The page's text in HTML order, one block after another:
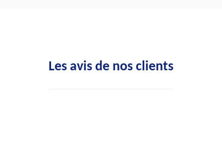
Les avis de nos clients